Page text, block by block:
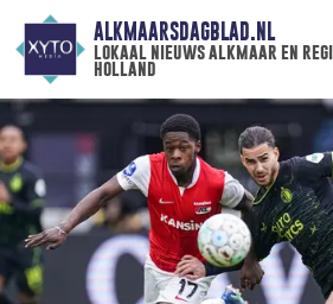
ALKMAARSDAGBLAD.NL
lokaal nieuws alkmaar en
holland